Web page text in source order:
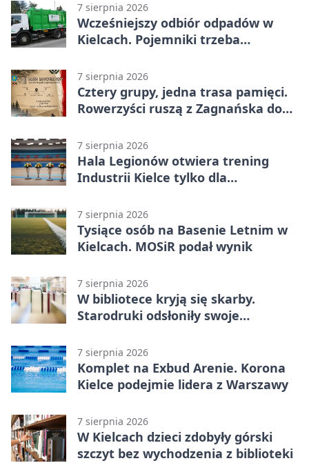
7 sierpnia 2026
Wcześniejszy odbiór odpadów w
Kielcach. Pojemniki trzeba
7 sierpnia 2026
Cztery grupy, jedna trasa pamięci.
Rowerzyści ruszą z Zagnańska do
7 sierpnia 2026
Hala Legionów otwiera trening
Industrii Kielce tylko dla
7 sierpnia 2026
Tysiące osób na Basenie Letnim w
Kielcach. MOSiR podał wynik
7 sierpnia 2026
W bibliotece kryją się skarby.
Starodruki odsłoniły swoje
7 sierpnia 2026
Komplet na Exbud Arenie. Korona
Kielce podejmie lidera z Warszawy
7 sierpnia 2026
W Kielcach dzieci zdobyły górski
szczyt bez wychodzenia z biblioteki